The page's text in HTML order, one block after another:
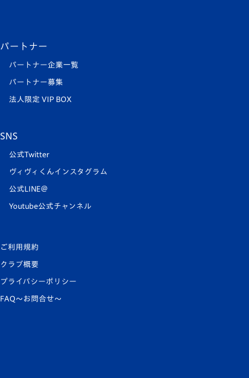
パートナー
パートナー企業一覧
パートナー募集
法人限定 VIP BOX
SNS
公式Twitter
ヴィヴィくんインスタグラム
公式LINE＠
Youtube公式チャンネル
ご利用規約
クラブ概要
プライバシーポリシー
FAQ〜お問合せ〜